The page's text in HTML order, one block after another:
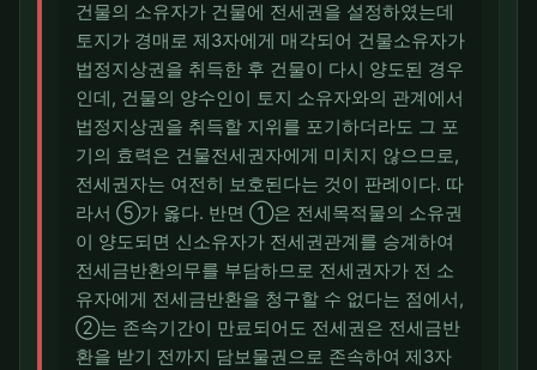
건물의 소유자가 건물에 전세권을 설정하였는데
토지가 경매로 제3자에게 매각되어 건물소유자가
법정지상권을 취득한 후 건물이 다시 양도된 경우
인데, 건물의 양수인이 토지 소유자와의 관계에서
법정지상권을 취득할 지위를 포기하더라도 그 포
기의 효력은 건물전세권자에게 미치지 않으므로,
전세권자는 여전히 보호된다는 것이 판례이다. 따
라서 ⑤가 옳다. 반면 ①은 전세목적물의 소유권
이 양도되면 신소유자가 전세권관계를 승계하여
전세금반환의무를 부담하므로 전세권자가 전 소
유자에게 전세금반환을 청구할 수 없다는 점에서,
②는 존속기간이 만료되어도 전세권은 전세금반
환을 받기 전까지 담보물권으로 존속하여 제3자